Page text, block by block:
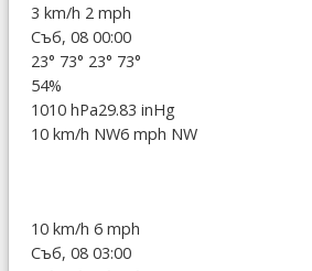
3 km/h 2 mph
Съб, 08 00:00
23° 73° 23° 73°
54%
1010 hPa29.83 inHg
10 km/h NW6 mph NW
10 km/h 6 mph
Съб, 08 03:00